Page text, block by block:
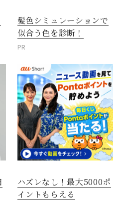
髪色シミュレーションで
似合う色を診断！
PR
ハズレなし！最大5000ポ
イントもらえる